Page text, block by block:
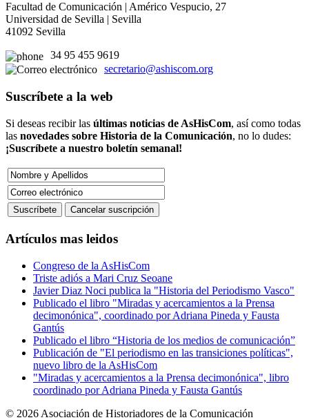
Facultad de Comunicación | Américo Vespucio, 27
Universidad de Sevilla | Sevilla
41092 Sevilla
34 95 455 9619
secretario@ashiscom.org
Suscríbete a la web
Si deseas recibir las últimas noticias de AsHisCom, así como todas
las novedades sobre Historia de la Comunicación, no lo dudes:
¡Suscríbete a nuestro boletín semanal!
Artículos mas leidos
Congreso de la AsHisCom
Triste adiós a Mari Cruz Seoane
Javier Diaz Noci publica la "Historia del Periodismo Vasco"
Publicado el libro "Miradas y acercamientos a la Prensa
decimonónica", coordinado por Adriana Pineda y Fausta
Gantús
Publicado el libro “Historia de los medios de comunicación”
Publicación de "El periodismo en las transiciones políticas",
nuevo libro de la AsHisCom
"Miradas y acercamientos a la Prensa decimonónica", libro
coordinado por Adriana Pineda y Fausta Gantús
© 2026 Asociación de Historiadores de la Comunicación